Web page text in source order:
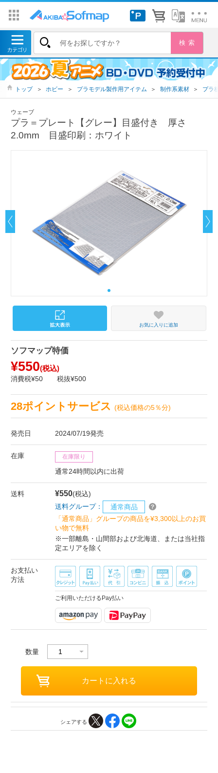
トップ ＞ ホビー ＞ プラモデル製作用アイテム ＞ 制作系素材 ＞ プラ
ウェーブ
プラ＝プレート【グレー】目盛付き 厚さ
2.0mm 目盛印刷：ホワイト
お気に入りに追加
ソフマップ特価
¥550(税込)
消費税¥50 税抜¥500
28ポイントサービス(税込価格の5％分)
発売日 2024/07/19発売
在庫 在庫限り
通常24時間以内に出荷
送料 ¥550(税込)
送料グループ：
通常商品
「通常商品」グループの商品を¥3,300以上のお買
い物で無料
※一部離島・山間部および北海道、または当社指
定エリアを除く
お支払い
方法
ご利用いただけるPay払い
数量
シェアする